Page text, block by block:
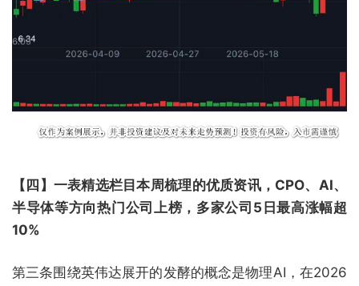
【四】一表精选栏目本周梳理的优质资讯，CPO、AI、
半导体等方向热门公司上榜，多家公司5日最高涨幅超
10%
第三条围绕英伟达展开的发酵的概念是物理AI，在2026